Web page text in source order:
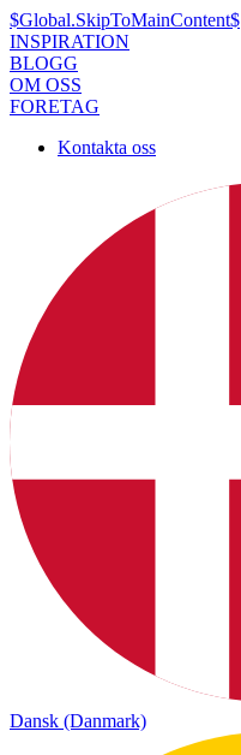
$Global.SkipToMainContent$
INSPIRATION
BLOGG
OM OSS
FORETAG
Kontakta oss
Dansk (Danmark)